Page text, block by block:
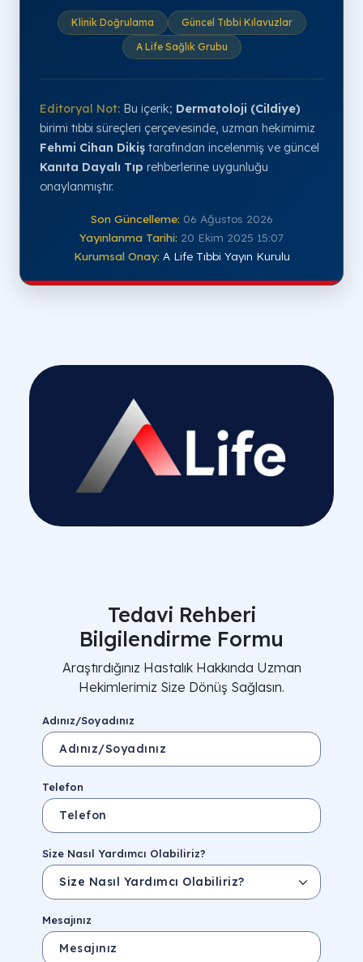
Klinik Doğrulama
Güncel Tıbbi Kılavuzlar
A Life Sağlık Grubu
Editoryal Not: Bu içerik; Dermatoloji (Cildiye)
birimi tıbbi süreçleri çerçevesinde, uzman hekimimiz
Fehmi Cihan Dikiş tarafından incelenmiş ve güncel
Kanıta Dayalı Tıp rehberlerine uygunluğu
onaylanmıştır.
Son Güncelleme: 06 Ağustos 2026
Yayınlanma Tarihi: 20 Ekim 2025 15:07
Kurumsal Onay: A Life Tıbbi Yayın Kurulu
Tedavi Rehberi
Bilgilendirme Formu
Araştırdığınız Hastalık Hakkında Uzman
Hekimlerimiz Size Dönüş Sağlasın.
Adınız/Soyadınız
Telefon
Size Nasıl Yardımcı Olabiliriz?
Mesajınız